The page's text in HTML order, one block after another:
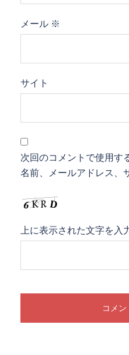
メール ※
サイト
次回のコメントで使用す
名前、メールアドレス、
上に表示された文字を入